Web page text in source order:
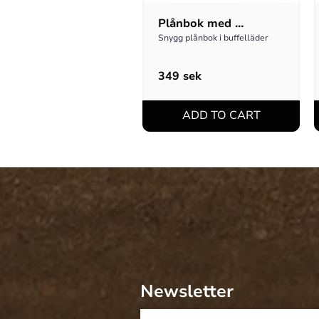
Plånbok med
vildsvinsmotiv
Snygg plånbok i buffelläder
349 sek
Newsletter